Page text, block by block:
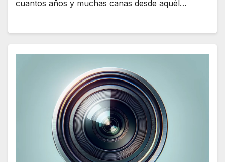
cuantos años y muchas canas desde aquél…